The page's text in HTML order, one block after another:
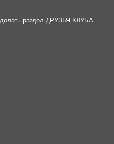
раздел ДРУЗЬЯ КЛУБА